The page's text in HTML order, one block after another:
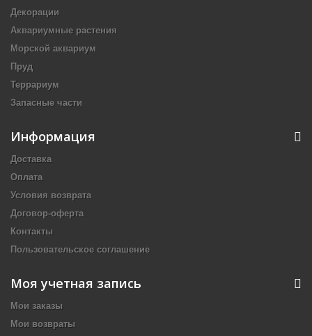
Декорации
Аквариумные растения
Морской аквариум
Пруд
Террариум
Запасные части
Информация
Доставка
Оплата
Условия возврата
Договор-оферта
Контакты
Пользовательское соглашение
Моя учетная запись
Мои заказы
Мои возвраты